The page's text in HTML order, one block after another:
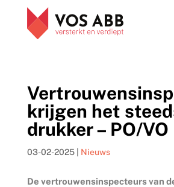
krijgen het
drukker – PO/VO
03-02-2025| Nieuws
De vertrouwensinspecteurs van